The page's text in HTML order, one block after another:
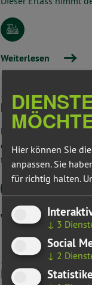
Weiterlesen
09.07.24
PREIS DES
Bei der
dass das
teurer wird.
Weiterlesen
05.07.24
IMPULSE FÜR
Hier können Sie
anpassen. Sie
für richtig halten.
↓ 3
Social
↓ 2